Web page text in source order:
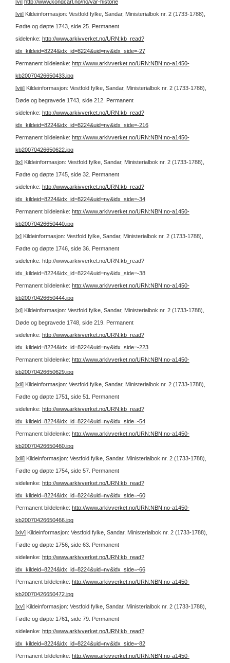
[vi] http://www.kongcarl.no/no/var-historie
[vii] Kildeinformasjon: Vestfold fylke, Sandar, Ministerialbok nr. 2 (1733-1788),
Fødte og døpte 1743, side 25. Permanent
sidelenke: http://www.arkivverket.no/URN:kb_read?
idx_kildeid=8224&idx_id=8224&uid=ny&idx_side=-27
Permanent bildelenke: http://www.arkivverket.no/URN:NBN:no-a1450-
kb20070426650433.jpg
[viii] Kildeinformasjon: Vestfold fylke, Sandar, Ministerialbok nr. 2 (1733-1788),
Døde og begravede 1743, side 212. Permanent
sidelenke: http://www.arkivverket.no/URN:kb_read?
idx_kildeid=8224&idx_id=8224&uid=ny&idx_side=-216
Permanent bildelenke: http://www.arkivverket.no/URN:NBN:no-a1450-
kb20070426650622.jpg
[ix] Kildeinformasjon: Vestfold fylke, Sandar, Ministerialbok nr. 2 (1733-1788),
Fødte og døpte 1745, side 32. Permanent
sidelenke: http://www.arkivverket.no/URN:kb_read?
idx_kildeid=8224&idx_id=8224&uid=ny&idx_side=-34
Permanent bildelenke: http://www.arkivverket.no/URN:NBN:no-a1450-
kb20070426650440.jpg
[x] Kildeinformasjon: Vestfold fylke, Sandar, Ministerialbok nr. 2 (1733-1788),
Fødte og døpte 1746, side 36. Permanent
sidelenke: http://www.arkivverket.no/URN:kb_read?
idx_kildeid=8224&idx_id=8224&uid=ny&idx_side=-38
Permanent bildelenke: http://www.arkivverket.no/URN:NBN:no-a1450-
kb20070426650444.jpg
[xi] Kildeinformasjon: Vestfold fylke, Sandar, Ministerialbok nr. 2 (1733-1788),
Døde og begravede 1748, side 219. Permanent
sidelenke: http://www.arkivverket.no/URN:kb_read?
idx_kildeid=8224&idx_id=8224&uid=ny&idx_side=-223
Permanent bildelenke: http://www.arkivverket.no/URN:NBN:no-a1450-
kb20070426650629.jpg
[xii] Kildeinformasjon: Vestfold fylke, Sandar, Ministerialbok nr. 2 (1733-1788),
Fødte og døpte 1751, side 51. Permanent
sidelenke: http://www.arkivverket.no/URN:kb_read?
idx_kildeid=8224&idx_id=8224&uid=ny&idx_side=-54
Permanent bildelenke: http://www.arkivverket.no/URN:NBN:no-a1450-
kb20070426650460.jpg
[xiii] Kildeinformasjon: Vestfold fylke, Sandar, Ministerialbok nr. 2 (1733-1788),
Fødte og døpte 1754, side 57. Permanent
sidelenke: http://www.arkivverket.no/URN:kb_read?
idx_kildeid=8224&idx_id=8224&uid=ny&idx_side=-60
Permanent bildelenke: http://www.arkivverket.no/URN:NBN:no-a1450-
kb20070426650466.jpg
[xiv] Kildeinformasjon: Vestfold fylke, Sandar, Ministerialbok nr. 2 (1733-1788),
Fødte og døpte 1756, side 63. Permanent
sidelenke: http://www.arkivverket.no/URN:kb_read?
idx_kildeid=8224&idx_id=8224&uid=ny&idx_side=-66
Permanent bildelenke: http://www.arkivverket.no/URN:NBN:no-a1450-
kb20070426650472.jpg
[xv] Kildeinformasjon: Vestfold fylke, Sandar, Ministerialbok nr. 2 (1733-1788),
Fødte og døpte 1761, side 79. Permanent
sidelenke: http://www.arkivverket.no/URN:kb_read?
idx_kildeid=8224&idx_id=8224&uid=ny&idx_side=-82
Permanent bildelenke: http://www.arkivverket.no/URN:NBN:no-a1450-